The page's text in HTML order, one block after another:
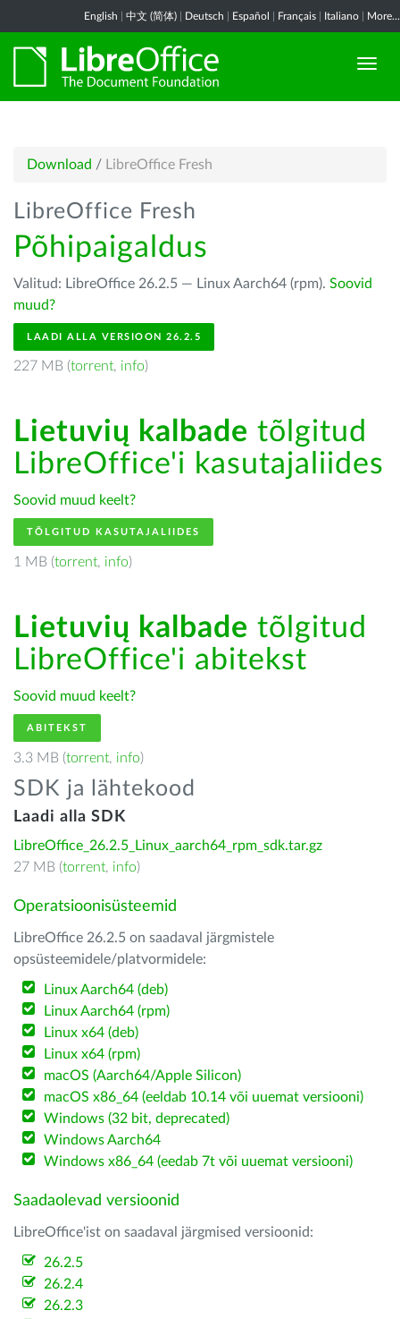
English 中文 (简体) Deutsch Español Français Italiano More...
Download / LibreOffice Fresh
LibreOffice Fresh
Põhipaigaldus
Valitud: LibreOffice 26.2.5 — Linux Aarch64 (rpm). Soovid
muud?
LAADI ALLA VERSIOON 26.2.5
227 MB (torrent, info)
Lietuvių kalbade tõlgitud
LibreOffice'i kasutajaliides
Soovid muud keelt?
TÕLGITUD KASUTAJALIIDES
1 MB (torrent, info)
Lietuvių kalbade tõlgitud
LibreOffice'i abitekst
Soovid muud keelt?
ABITEKST
3.3 MB (torrent, info)
SDK ja lähtekood
Laadi alla SDK
LibreOffice_26.2.5_Linux_aarch64_rpm_sdk.tar.gz
27 MB (torrent, info)
Operatsioonisüsteemid
LibreOffice 26.2.5 on saadaval järgmistele
opsüsteemidele/platvormidele:
Linux Aarch64 (deb)
Linux Aarch64 (rpm)
Linux x64 (deb)
Linux x64 (rpm)
macOS (Aarch64/Apple Silicon)
macOS x86_64 (eeldab 10.14 või uuemat versiooni)
Windows (32 bit, deprecated)
Windows Aarch64
Windows x86_64 (eedab 7t või uuemat versiooni)
Saadaolevad versioonid
LibreOffice'ist on saadaval järgmised versioonid:
26.2.5
26.2.4
26.2.3